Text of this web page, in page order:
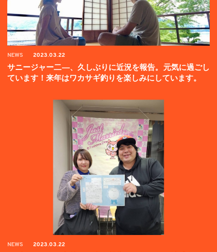
NEWS 2023.03.22
サニージャー二―、久しぶりに近況を報告。元気に過ごし
ています！来年はワカサギ釣りを楽しみにしています。
NEWS 2023.03.22